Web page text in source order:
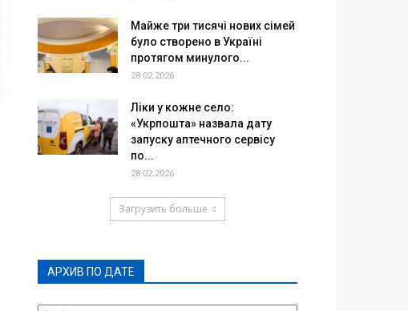
Майже три тисячі нових сімей
було створено в Україні
протягом минулого...
28.02.2026
Ліки у кожне село:
«Укрпошта» назвала дату
запуску аптечного сервісу
по...
28.02.2026
Загрузить больше
АРХИВ ПО ДАТЕ
АРХИВ